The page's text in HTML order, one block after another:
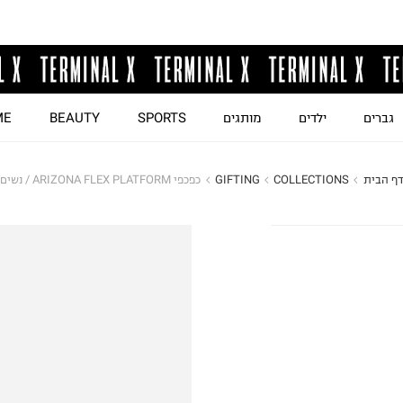
גברים ילדים מותגים SPORTS
BEAUTY
דף הבית COLLECTIONS
GIFTING כפכפי ARIZONA FLEX PLATFORM / נשים